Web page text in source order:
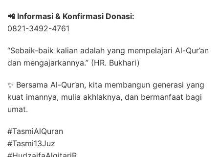
📲 Informasi & Konfirmasi Donasi:
0821-3492-4761
“Sebaik-baik kalian adalah yang mempelajari Al-Qur’an
dan mengajarkannya.” (HR. Bukhari)
✨ Bersama Al-Qur’an, kita membangun generasi yang
kuat imannya, mulia akhlaknya, dan bermanfaat bagi
umat.
#TasmiAlQuran
#Tasmi13Juz